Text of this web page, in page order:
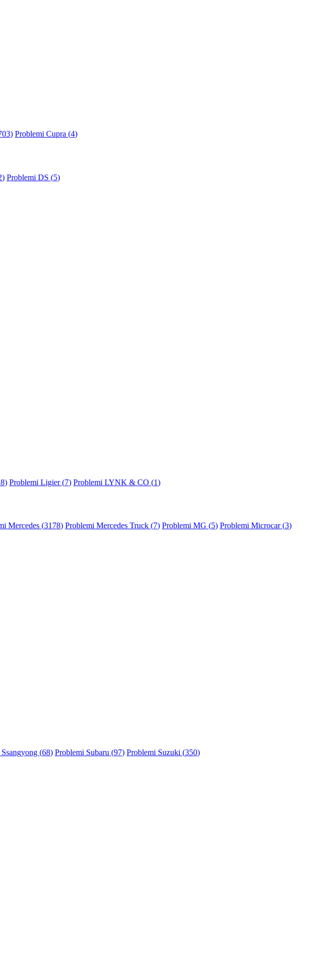
) Problemi Cupra (4)
) Problemi DS (5)
) Problemi Ligier (7) Problemi LYNK & CO (1)
Mercedes (3178) Problemi Mercedes Truck (7) Problemi MG (5) Problemi Microcar (3)
(68) Problemi Subaru (97) Problemi Suzuki (350)